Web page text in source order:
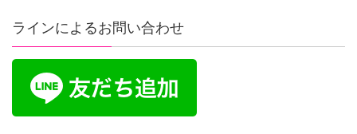
ラインによるお問い合わせ